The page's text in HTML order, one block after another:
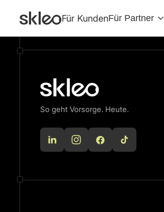
Für KundenFür Partner
So geht Vorsorge. Heute.